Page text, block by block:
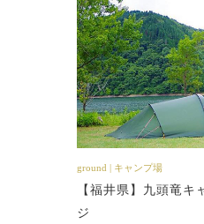
ground | キャンプ場
【福井県】九頭竜
ジ